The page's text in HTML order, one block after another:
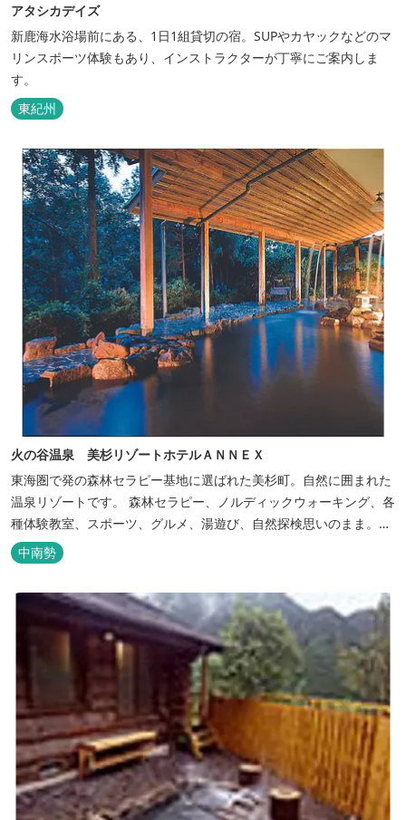
アタシカデイズ
新鹿海水浴場前にある、1日1組貸切の宿。SUPやカヤックなどのマ
リンスポーツ体験もあり、インストラクターが丁寧にご案内しま
す。
東紀州
火の谷温泉 美杉リゾートホテルＡＮＮＥＸ
東海圏で発の森林セラピー基地に選ばれた美杉町。自然に囲まれた
温泉リゾートです。 森林セラピー、ノルディックウォーキング、各
種体験教室、スポーツ、グルメ、湯遊び、自然探検思いのまま。思
いきり遊んだ後は温泉でゆったり、のんびり。お料理は和洋バイキ
ングに豪華会席料理。バイキングでは、毎日餅つき、夏は流しそう
付き客室、露天風呂・ジ...
中南勢